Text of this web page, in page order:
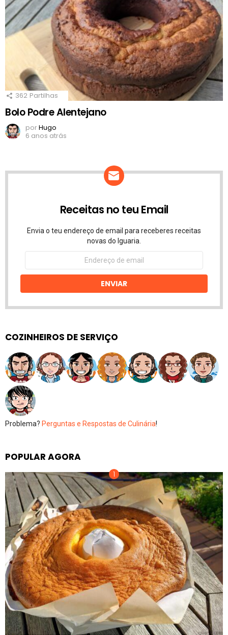
362 Partilhas
Bolo Podre Alentejano
porHugo
6 anos atrás
Receitas no teu Email
Envia o teu endereço de email para receberes receitas
novas do Iguaria.
Endereço
email
ENVIAR
COZINHEIROS DE SERVIÇO
Problema? Perguntas e Respostas de Culinária!
POPULAR AGORA